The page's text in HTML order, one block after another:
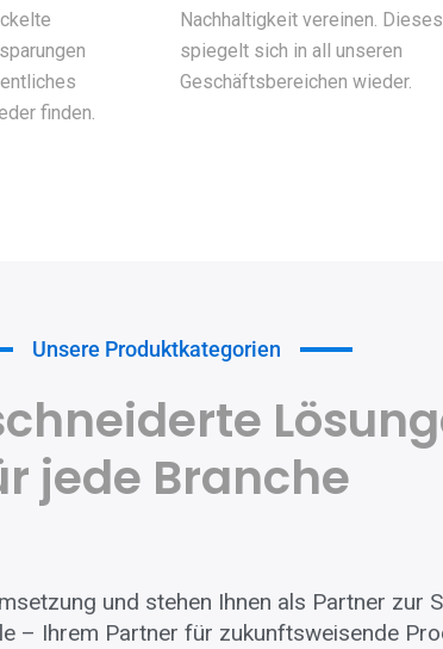
finden.
Nachhaltigkeit vereinen.
spiegelt sich in all unseren
Geschäftsbereichen wieder.
Unsere Produktkategorien
jede Branche
und stehen Ihnen als Partner zur
– Ihrem Partner für zukunftsweisende